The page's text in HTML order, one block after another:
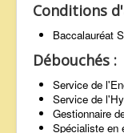
Conditions
Baccalauréat
Débouchés :
Service de
Service de
Gestionnaire
Spécialiste en